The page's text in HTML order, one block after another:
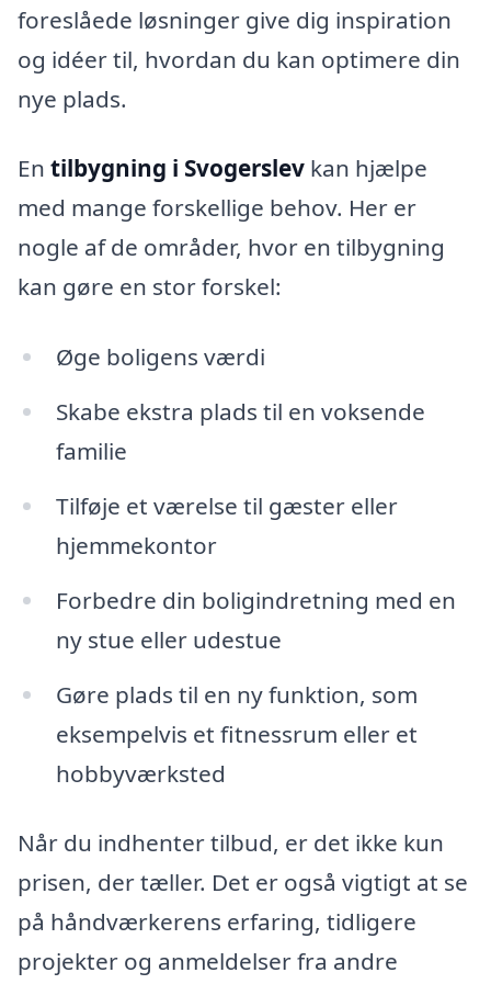
foreslåede løsninger give dig inspiration
og idéer til, hvordan du kan optimere din
nye plads.
En tilbygning i Svogerslev kan hjælpe
med mange forskellige behov. Her er
nogle af de områder, hvor en tilbygning
kan gøre en stor forskel:
Øge boligens værdi
Skabe ekstra plads til en voksende
familie
Tilføje et værelse til gæster eller
hjemmekontor
Forbedre din boligindretning med en
ny stue eller udestue
Gøre plads til en ny funktion, som
eksempelvis et fitnessrum eller et
hobbyværksted
Når du indhenter tilbud, er det ikke kun
prisen, der tæller. Det er også vigtigt at se
på håndværkerens erfaring, tidligere
projekter og anmeldelser fra andre